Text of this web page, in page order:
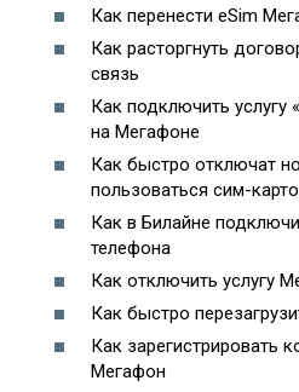
Как перенести eSim
Как расторгнуть
связь
Как подключить услугу
на Мегафоне
Как быстро отключат
пользоваться сим-
Как в Билайне
телефона
Как отключить услугу
Как быстро
Как зарегистрировать
Мегафон